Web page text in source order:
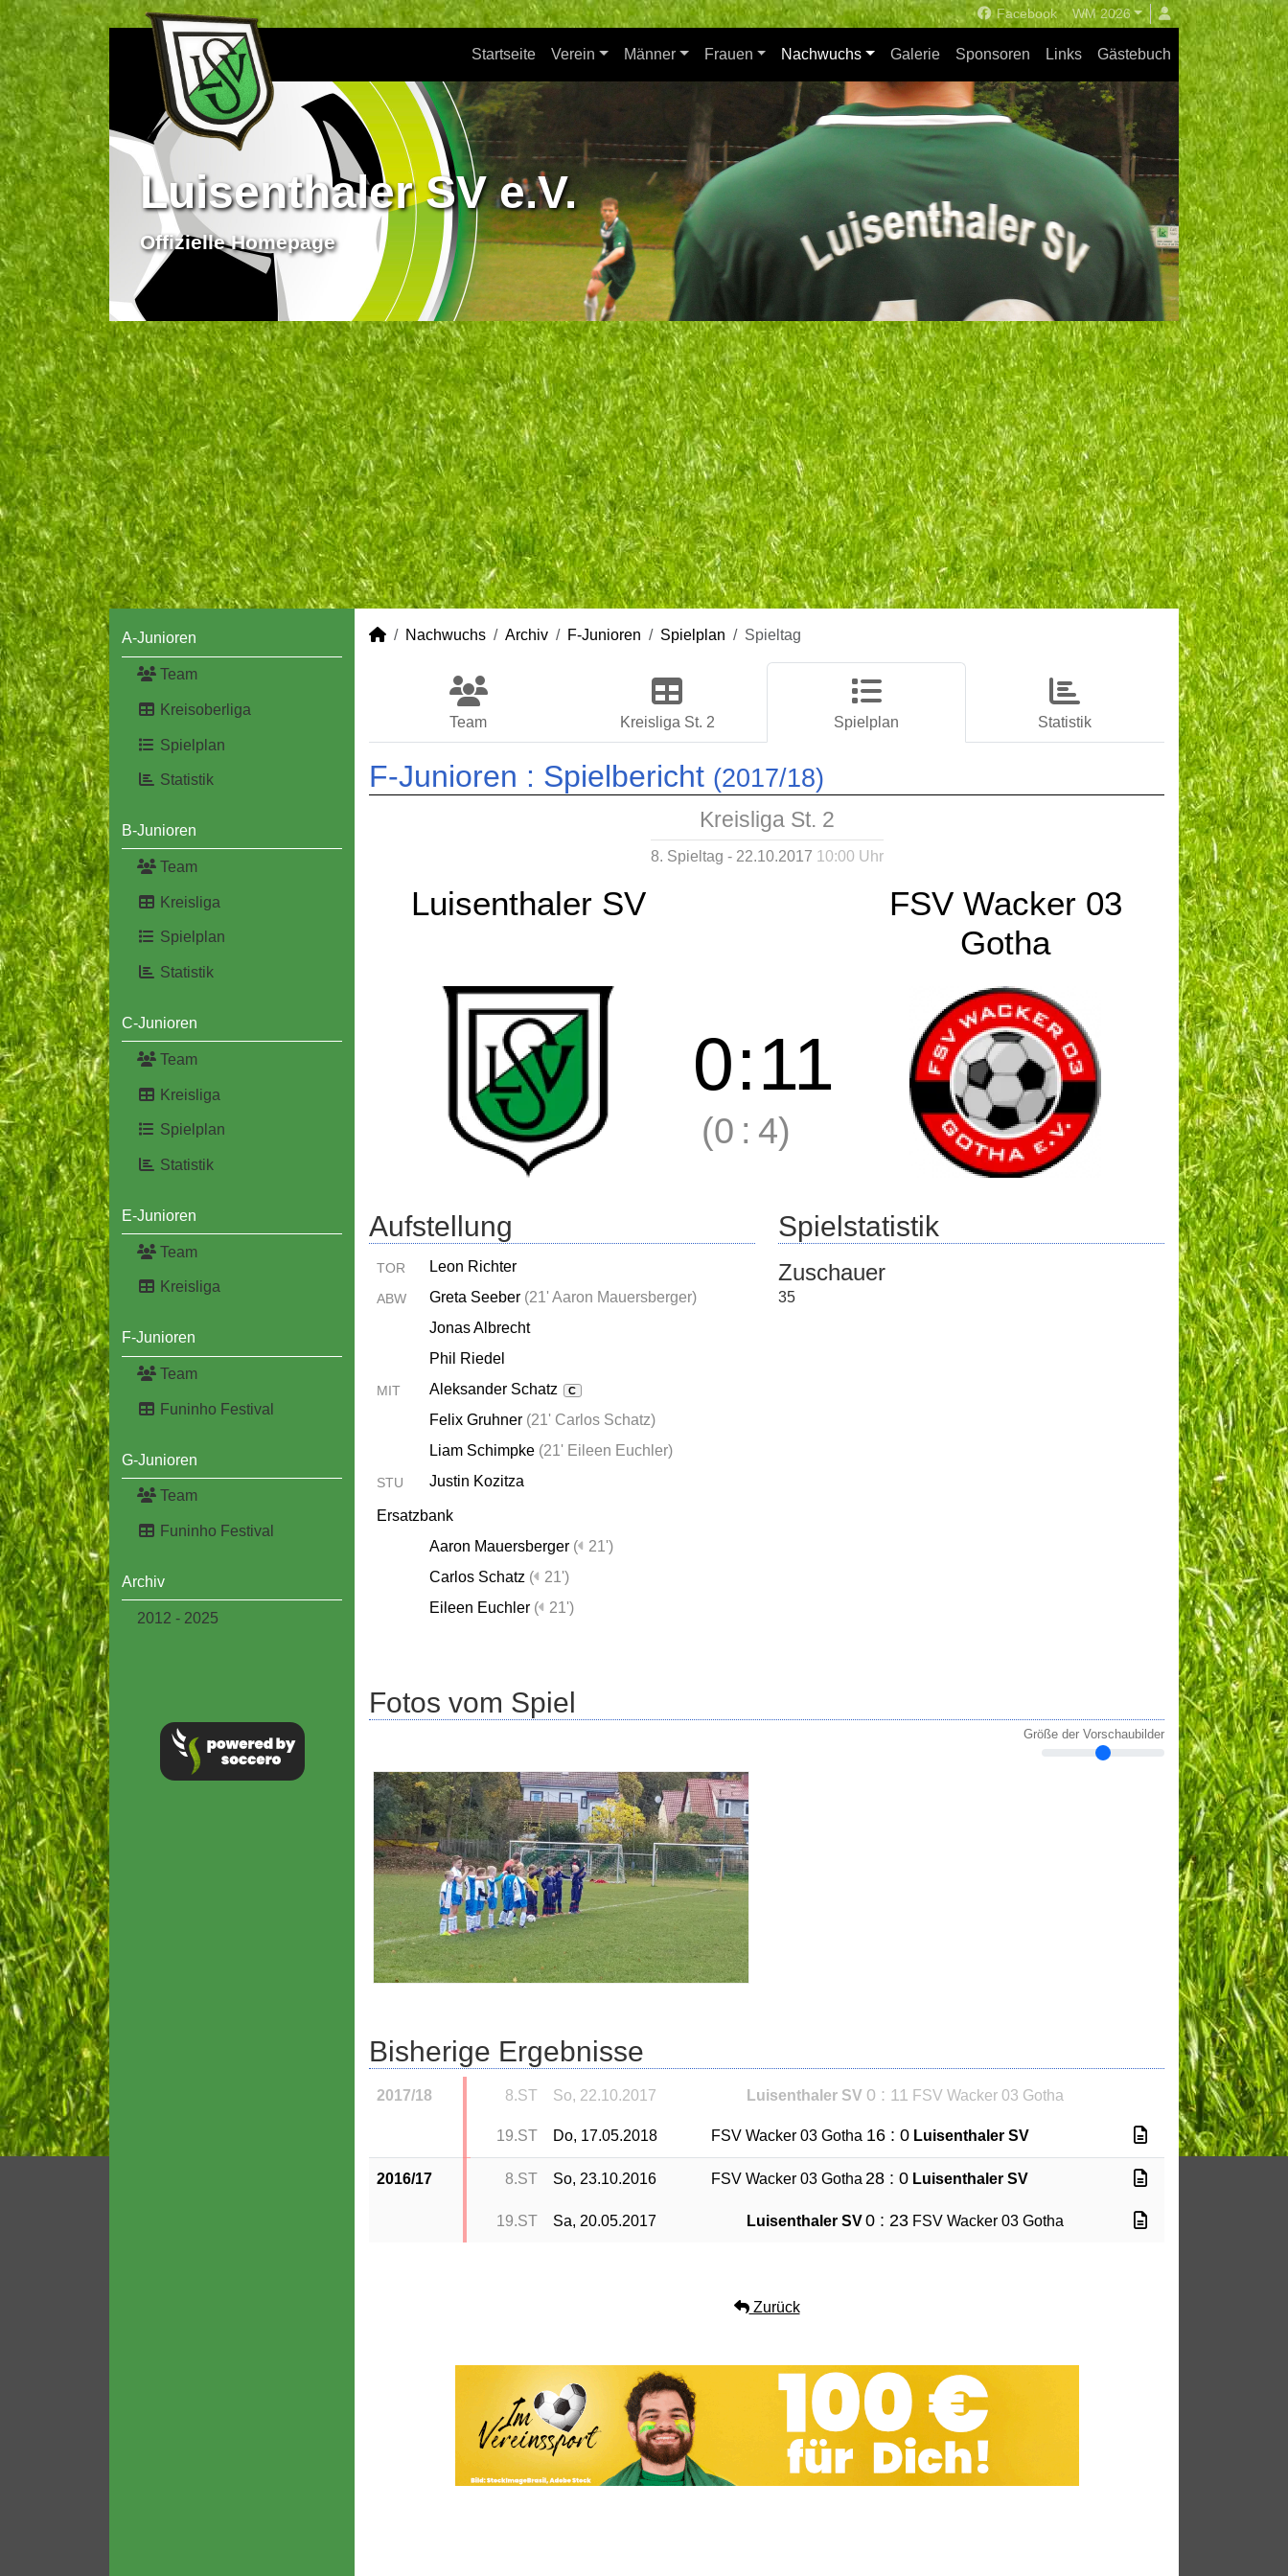
Facebook WM 2026
Startseite Verein Männer Frauen Nachwuchs Galerie Sponsoren Links Gästebuch
Luisenthaler SV e.V.
Offizielle Homepage
A-Junioren
Team
Kreisoberliga
Spielplan
Statistik
B-Junioren
Team
Kreisliga
Spielplan
Statistik
C-Junioren
Team
Kreisliga
Spielplan
Statistik
E-Junioren
Team
Kreisliga
F-Junioren
Team
Funinho Festival
G-Junioren
Team
Funinho Festival
Archiv
2012 - 2025
Nachwuchs Archiv F-Junioren Spielplan Spieltag
Team Kreisliga St. 2 Spielplan Statistik
F-Junioren : Spielbericht (2017/18)
Kreisliga St. 2
8. Spieltag - 22.10.2017 10:00 Uhr
Luisenthaler SV
FSV Wacker 03
Gotha
0:11
(0 : 4)
Aufstellung
TOR Leon Richter
ABW Greta Seeber (21' Aaron Mauersberger)
Jonas Albrecht
Phil Riedel
MIT Aleksander Schatz C
Felix Gruhner (21' Carlos Schatz)
Liam Schimpke (21' Eileen Euchler)
STU Justin Kozitza
Ersatzbank
Aaron Mauersberger (
21')
Carlos Schatz (
21')
Eileen Euchler ( 21')
Spielstatistik
Zuschauer
35
Fotos vom Spiel
Größe der Vorschaubilder
Bisherige Ergebnisse
2017/18 8.ST So, 22.10.2017 Luisenthaler SV 0 : 11 FSV Wacker 03 Gotha
19.ST Do, 17.05.2018 FSV Wacker 03 Gotha 16 : 0 Luisenthaler SV
2016/17 8.ST So, 23.10.2016 FSV Wacker 03 Gotha 28 : 0 Luisenthaler SV
19.ST Sa, 20.05.2017 Luisenthaler SV 0 : 23 FSV Wacker 03 Gotha
Zurück